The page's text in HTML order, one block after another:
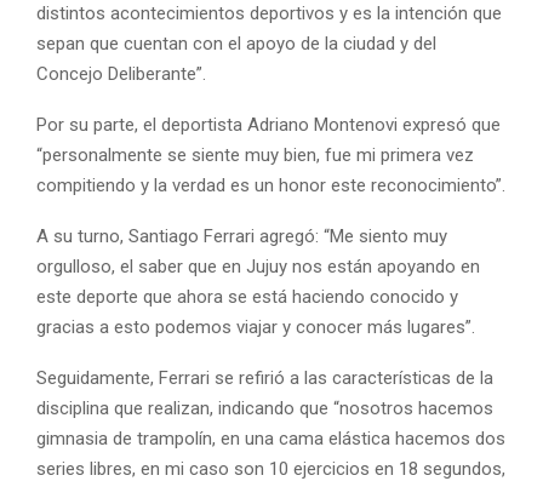
distintos acontecimientos deportivos y es la intención que
sepan que cuentan con el apoyo de la ciudad y del
Concejo Deliberante”.
Por su parte, el deportista Adriano Montenovi expresó que
“personalmente se siente muy bien, fue mi primera vez
compitiendo y la verdad es un honor este reconocimiento”.
A su turno, Santiago Ferrari agregó: “Me siento muy
orgulloso, el saber que en Jujuy nos están apoyando en
este deporte que ahora se está haciendo conocido y
gracias a esto podemos viajar y conocer más lugares”.
Seguidamente, Ferrari se refirió a las características de la
disciplina que realizan, indicando que “nosotros hacemos
gimnasia de trampolín, en una cama elástica hacemos dos
series libres, en mi caso son 10 ejercicios en 18 segundos,